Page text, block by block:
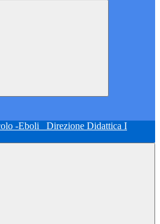
Direzione Didattica I